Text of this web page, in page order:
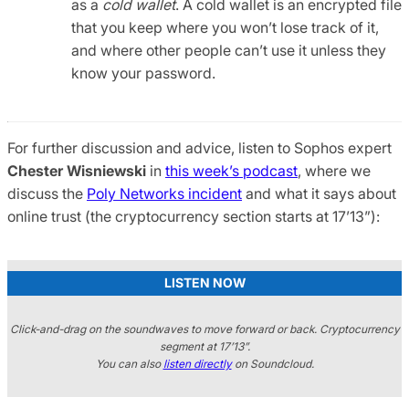
as a cold wallet. A cold wallet is an encrypted file
that you keep where you won’t lose track of it,
and where other people can’t use it unless they
know your password.
For further discussion and advice, listen to Sophos expert
Chester Wisniewski in this week’s podcast, where we
discuss the Poly Networks incident and what it says about
online trust (the cryptocurrency section starts at 17’13”):
LISTEN NOW
Click-and-drag on the soundwaves to move forward or back. Cryptocurrency
segment at 17’13”.
You can also listen directlyon Soundcloud.